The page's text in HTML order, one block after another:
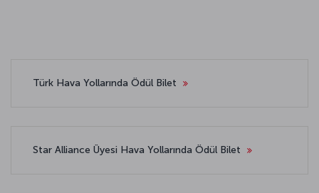
Türk Hava Yollarında Ödül Bilet
Star Alliance Üyesi Hava Yollarında Ödül Bilet